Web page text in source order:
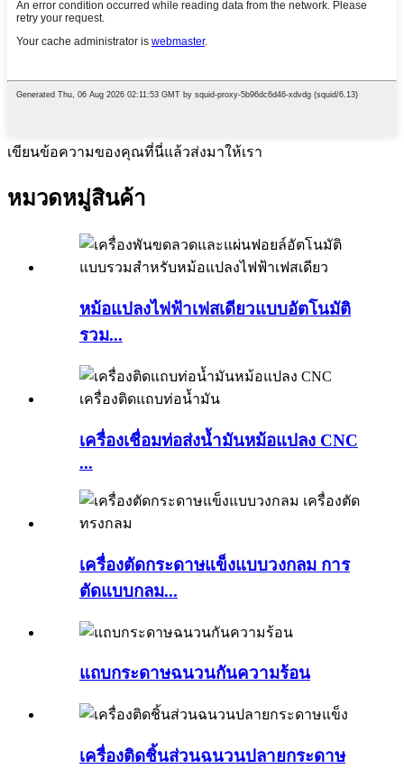
เขียนข้อความของคุณที่นี่แล้วส่งมาให้เรา
หมวดหมู่สินค้า
หม้อแปลงไฟฟ้าเฟสเดียวแบบอัตโนมัติ
รวม...
เครื่องเชื่อมท่อส่งน้ำมันหม้อแปลง CNC
...
เครื่องตัดกระดาษแข็งแบบวงกลม การ
ตัดแบบกลม...
แถบกระดาษฉนวนกันความร้อน
เครื่องติดชิ้นส่วนฉนวนปลายกระดาษ